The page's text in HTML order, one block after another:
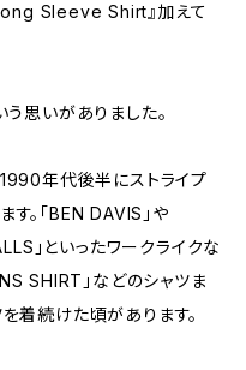
Sleeve Shirt』加えて
う思いがありました。
年代後半にストライプ
。「BEN DAVIS」や
」といったワークライクな
SHIRT」などのシャツま
着続けた頃があります。